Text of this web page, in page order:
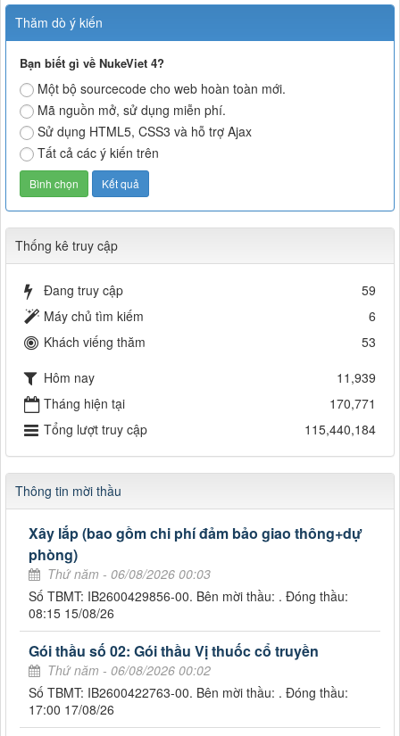
Thăm dò ý kiến
Bạn biết gì về NukeViet 4?
Một bộ sourcecode cho web hoàn toàn mới.
Mã nguồn mở, sử dụng miễn phí.
Sử dụng HTML5, CSS3 và hỗ trợ Ajax
Tất cả các ý kiến trên
Thống kê truy cập
Đang truy cập
59
Máy chủ tìm kiếm
6
Khách viếng thăm
53
Hôm nay
11,939
Tháng hiện tại
170,771
Tổng lượt truy cập
115,440,184
Thông tin mời thầu
Xây lắp (bao gồm chi phí đảm bảo giao thông+dự
phòng)
Thứ năm - 06/08/2026 00:03
Số TBMT: IB2600429856-00. Bên mời thầu: . Đóng thầu:
08:15 15/08/26
Gói thầu số 02: Gói thầu Vị thuốc cổ truyền
Thứ năm - 06/08/2026 00:02
Số TBMT: IB2600422763-00. Bên mời thầu: . Đóng thầu:
17:00 17/08/26